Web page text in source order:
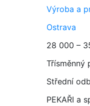
Výroba a
Ostrava
28 000 –
Třísměnný
Střední
PEKAŘI a